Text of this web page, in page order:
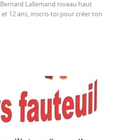
Bernard Lallemand niveau haut
12 ans, inscris-toi pour créer ton